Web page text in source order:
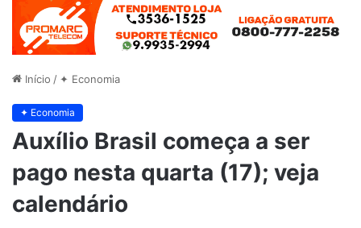
Início / ✦ Economia
✦ Economia
Auxílio Brasil começa a ser
pago nesta quarta (17); veja
calendário